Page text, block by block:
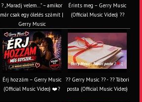
? „Maradj velem…” – amikor
már csak egy ölelés számít |
Gerry Music
Érints meg – Gerry Music
(Official Music Video) ??
Érj hozzám – Gerry Music
(Official Music Video) ❤️?
?? Gerry Music ?? - ?? Tábori
posta (Official Music Video)